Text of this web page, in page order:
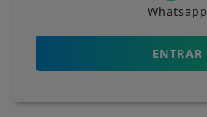
Whatsapp
ENTRAR